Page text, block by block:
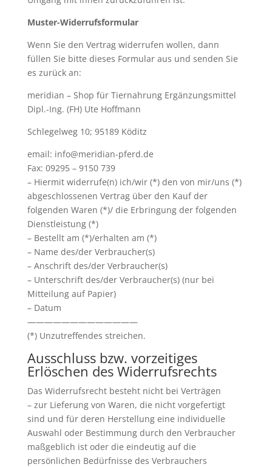
Muster-Widerrufsformular
Wenn Sie den Vertrag widerrufen wollen, dann
füllen Sie bitte dieses Formular aus und senden Sie
es zurück an:
meridian – Shop für Tiernahrung Ergänzungsmittel
Dipl.-Ing. (FH) Ute Hoffmann
Schlegelweg 10; 95189 Köditz
email: info@meridian-pferd.de
Fax: 09295 – 9150 739
– Hiermit widerrufe(n) ich/wir (*) den von mir/uns (*)
abgeschlossenen Vertrag über den Kauf der
folgenden Waren (*)/ die Erbringung der folgenden
Dienstleistung (*)
– Bestellt am (*)/erhalten am (*)
– Name des/der Verbraucher(s)
– Anschrift des/der Verbraucher(s)
– Unterschrift des/der Verbraucher(s) (nur bei
Mitteilung auf Papier)
– Datum
—————————————
(*) Unzutreffendes streichen.
Ausschluss bzw. vorzeitiges
Erlöschen des Widerrufsrechts
Das Widerrufsrecht besteht nicht bei Verträgen
– zur Lieferung von Waren, die nicht vorgefertigt
sind und für deren Herstellung eine individuelle
Auswahl oder Bestimmung durch den Verbraucher
maßgeblich ist oder die eindeutig auf die
persönlichen Bedürfnisse des Verbrauchers